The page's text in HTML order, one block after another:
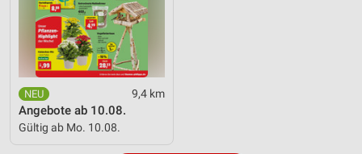
9,4 km
Angebote ab 10.08.
Gültig ab Mo. 10.08.